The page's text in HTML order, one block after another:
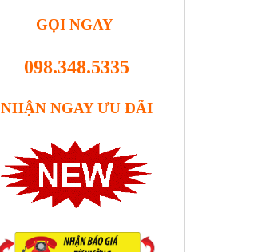
GỌI NGAY
098.348.5335
NHẬN NGAY ƯU ĐÃI